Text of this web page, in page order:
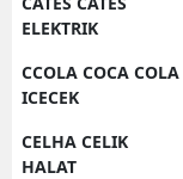
ELEKTRIK
CCOLA COCA COLA
ICECEK
CELHA CELIK
HALAT